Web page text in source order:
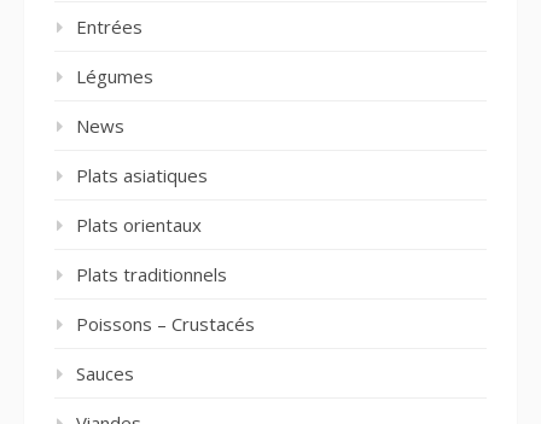
Entrées
Légumes
News
Plats asiatiques
Plats orientaux
Plats traditionnels
Poissons – Crustacés
Sauces